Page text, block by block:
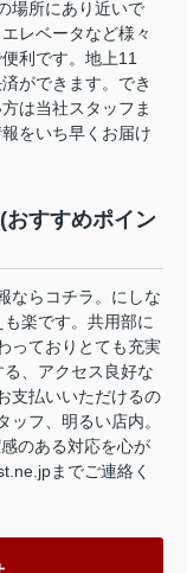
場所にあり近いで
レベータなど様々
利です。地上11
ができます。でき
は当社スタッフま
をいち早くお届け
すすめポイン
ならコチラ。にしな
楽です。共用部に
っておりとても充実
、アクセス良好な
支払いいただけるの
フ、明るい店内。
のある対応を心が
までご連絡く